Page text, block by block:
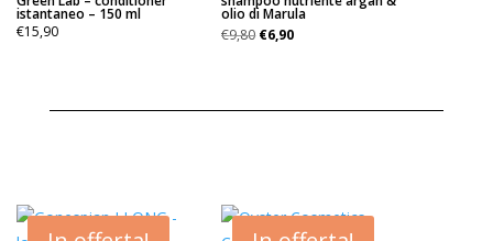
istantaneo – 150 ml
€15,90
olio di Marula
€9,80 Il
€6,90Il